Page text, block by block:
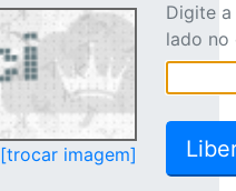
[trocar imagem]
Digite
lado no